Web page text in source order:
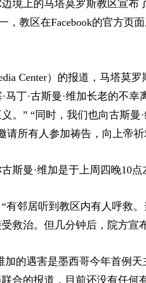
境上的马塔莫罗斯教区宣布
，教区在Facebook的官方页
Center）的报道，马塔莫
马丁·古斯曼·维加长老的不
。” “同时，我们也向古斯曼
请所有人参加祷告，向上帝
斯曼·维加是于上周四晚10点
有邻居听到教区内有人呼救
救治。但几分钟后，院方宣
的遇害是墨西哥今年首例
合的报道，目前还没有任何